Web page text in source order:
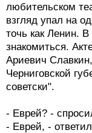
любительском
взгляд упал на
точь как Ленин.
знакомиться.
Ариевич
Черниговской
советски".
- Еврей? -
- Еврей, -